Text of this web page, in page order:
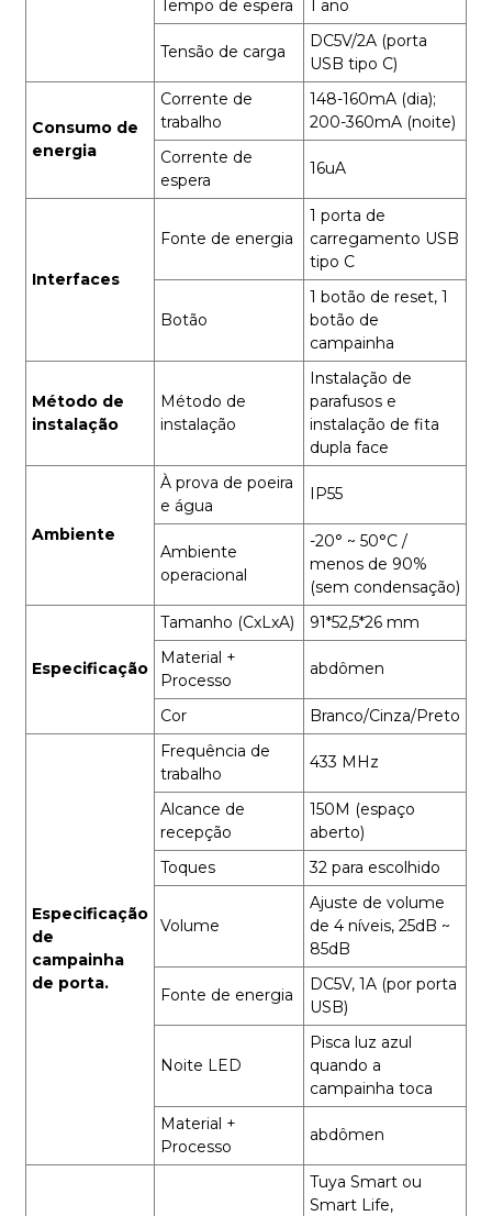
Tempo de espera 1 ano
Tensão de carga
DC5V/2A (porta
USB tipo C)
Consumo de
energia
Corrente de
trabalho
148-160mA (dia);
200-360mA (noite)
Corrente de
espera
16uA
Interfaces
Fonte de energia
1 porta de
carregamento USB
tipo C
Botão
1 botão de reset, 1
botão de
campainha
Método de
instalação
Método de
instalação
Instalação de
parafusos e
instalação de fita
dupla face
Ambiente
À prova de poeira
e água
IP55
Ambiente
operacional
-20° ~ 50°C /
menos de 90%
(sem condensação)
Especificação
Tamanho (CxLxA)
91*52,5*26 mm
Material +
Processo
abdômen
Cor Branco/Cinza/Preto
Especificação
de
campainha
de porta.
Frequência de
trabalho
433 MHz
Alcance de
recepção
150M (espaço
aberto)
Toques
32 para escolhido
Volume
Ajuste de volume
de 4 níveis, 25dB ~
85dB
Fonte de energia
DC5V, 1A (por porta
USB)
Noite LED
Pisca luz azul
quando a
campainha toca
Material +
Processo
abdômen
Tuya Smart ou
Smart Life,